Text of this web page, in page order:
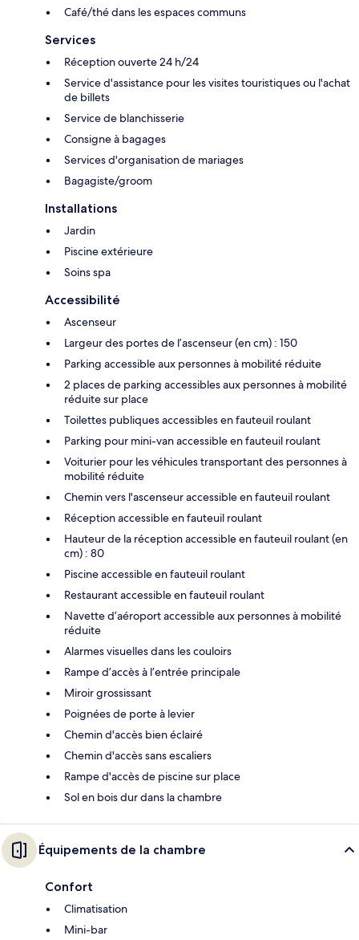
Café/thé dans les espaces communs
Services
Réception ouverte 24 h/24
Service d'assistance pour les visites touristiques ou l'achat
de billets
Service de blanchisserie
Consigne à bagages
Services d'organisation de mariages
Bagagiste/groom
Installations
Jardin
Piscine extérieure
Soins spa
Accessibilité
Ascenseur
Largeur des portes de l’ascenseur (en cm) : 150
Parking accessible aux personnes à mobilité réduite
2 places de parking accessibles aux personnes à mobilité
réduite sur place
Toilettes publiques accessibles en fauteuil roulant
Parking pour mini-van accessible en fauteuil roulant
Voiturier pour les véhicules transportant des personnes à
mobilité réduite
Chemin vers l'ascenseur accessible en fauteuil roulant
Réception accessible en fauteuil roulant
Hauteur de la réception accessible en fauteuil roulant (en
cm) : 80
Piscine accessible en fauteuil roulant
Restaurant accessible en fauteuil roulant
Navette d’aéroport accessible aux personnes à mobilité
réduite
Alarmes visuelles dans les couloirs
Rampe d’accès à l’entrée principale
Miroir grossissant
Poignées de porte à levier
Chemin d'accès bien éclairé
Chemin d'accès sans escaliers
Rampe d'accès de piscine sur place
Sol en bois dur dans la chambre
Équipements de la chambre
Confort
Climatisation
Mini-bar